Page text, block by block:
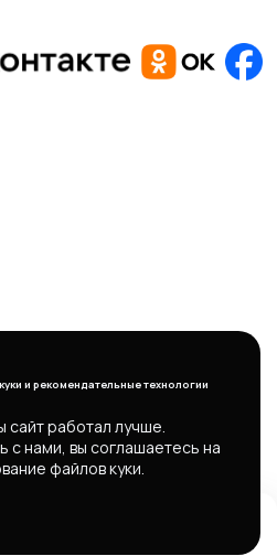
и рекомендательные технологии
сайт работал лучше.
с нами, вы соглашаетесь на
файлов куки.